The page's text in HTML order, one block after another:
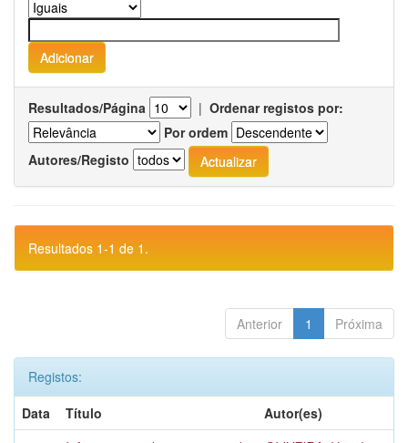
Resultados/Página | Ordenar registos por:
Por ordem
Autores/Registo
Resultados 1-1 de 1.
Anterior 1 Próxima
Registos:
Data
Título
Autor(es)